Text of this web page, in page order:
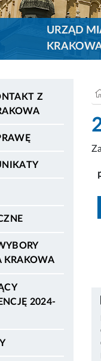
URZĄD
Z
KRAKOWA
2024-